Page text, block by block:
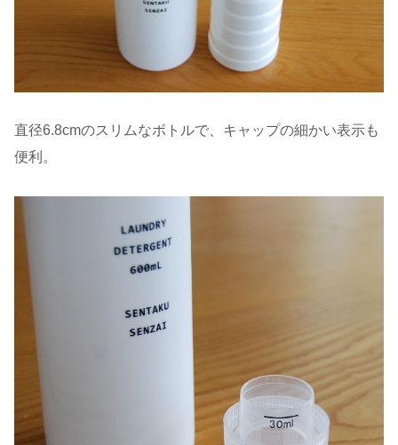
直径6.8cmのスリムなボトルで、キャップの細かい表示も
便利。